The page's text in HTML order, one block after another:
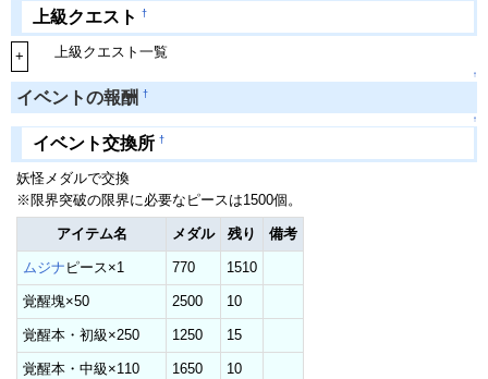
上級クエスト †
+ 上級クエスト一覧
↑
イベントの報酬 †
↑
イベント交換所 †
妖怪メダルで交換
※限界突破の限界に必要なピースは1500個。
アイテム名 メダル 残り 備考
ムジナ ピース×1 770 1510
覚醒塊×50 2500 10
覚醒本・初級×250 1250 15
覚醒本・中級×110 1650 10